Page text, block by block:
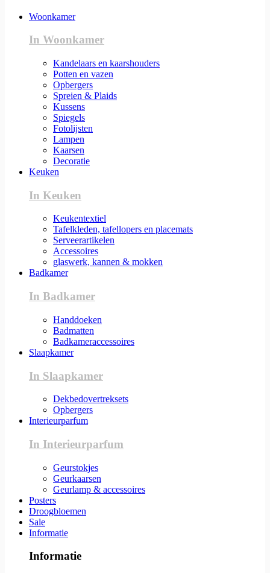
Woonkamer
In Woonkamer
Kandelaars en kaarshouders
Potten en vazen
Opbergers
Spreien & Plaids
Kussens
Spiegels
Fotolijsten
Lampen
Kaarsen
Decoratie
Keuken
In Keuken
Keukentextiel
Tafelkleden, tafellopers en placemats
Serveerartikelen
Accessoires
glaswerk, kannen & mokken
Badkamer
In Badkamer
Handdoeken
Badmatten
Badkameraccessoires
Slaapkamer
In Slaapkamer
Dekbedovertreksets
Opbergers
Interieurparfum
In Interieurparfum
Geurstokjes
Geurkaarsen
Geurlamp & accessoires
Posters
Droogbloemen
Sale
Informatie
Informatie